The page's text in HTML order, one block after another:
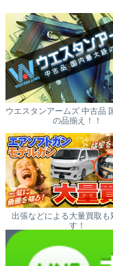
ウエスタンアームズ 中古品
の品揃え！！
出張などによる大量買取も
す！